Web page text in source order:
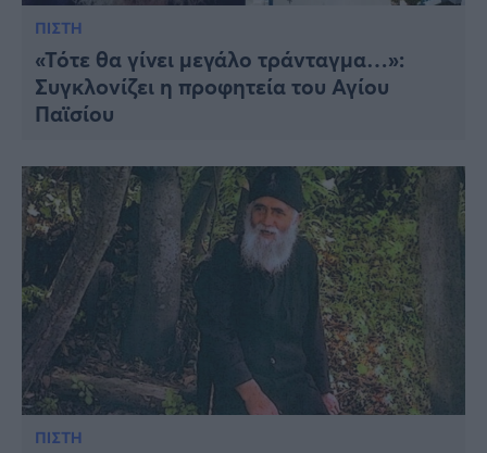
ΠΙΣΤΗ
«Τότε θα γίνει μεγάλο τράνταγμα…»:
Συγκλoνίζει η πρoφητεία του Αγίου
Παϊσίου
ΠΙΣΤΗ